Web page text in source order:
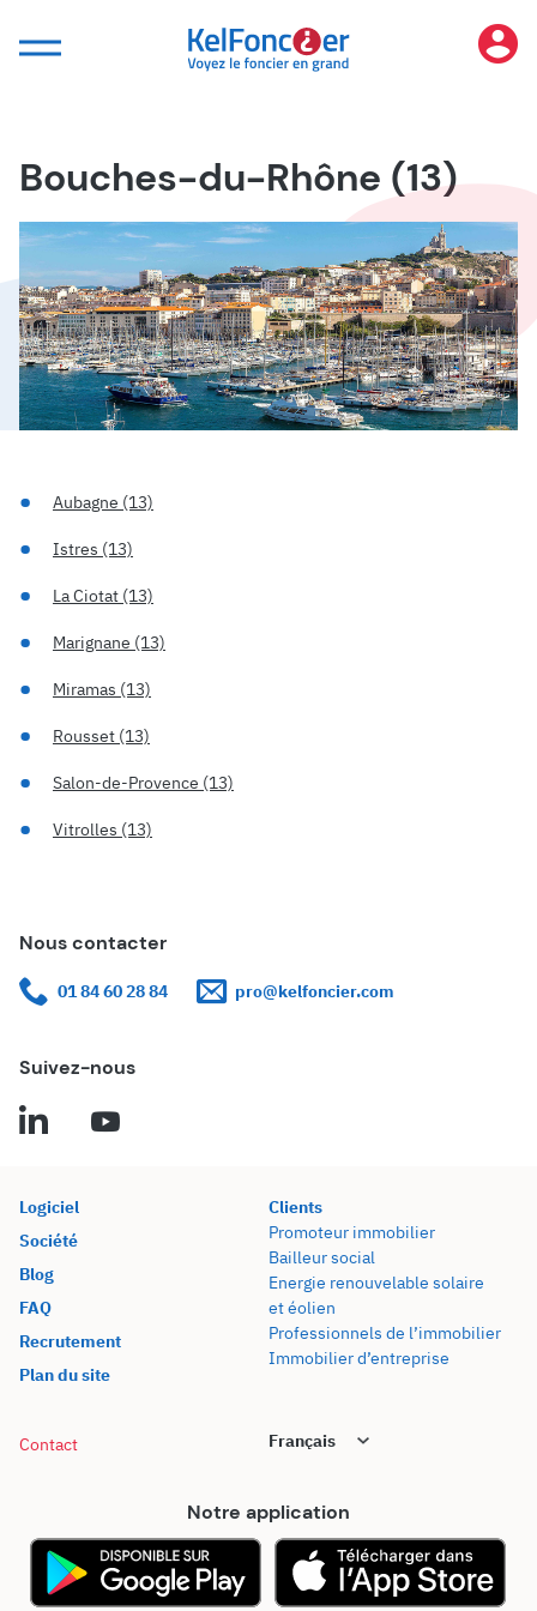
Bouches-du-Rhône (13)
Aubagne (13)
Istres (13)
La Ciotat (13)
Marignane (13)
Miramas (13)
Rousset (13)
Salon-de-Provence (13)
Vitrolles (13)
Nous contacter
01 84 60 28 84 pro@kelfoncier.com
Suivez-nous
Logiciel
Société
Blog
FAQ
Recrutement
Plan du site
Clients
Promoteur immobilier
Bailleur social
Energie renouvelable solaire
et éolien
Professionnels de l’immobilier
Immobilier d’entreprise
Contact
Notre application